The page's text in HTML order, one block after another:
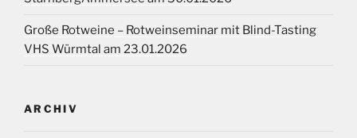
Große Rotweine – Rotweinseminar mit Blind-Tasting
VHS Würmtal am 23.01.2026
ARCHIV